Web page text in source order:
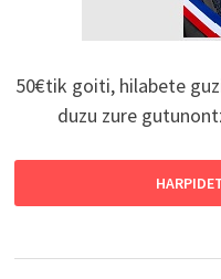
50€tik goiti, hilabete
duzu zure